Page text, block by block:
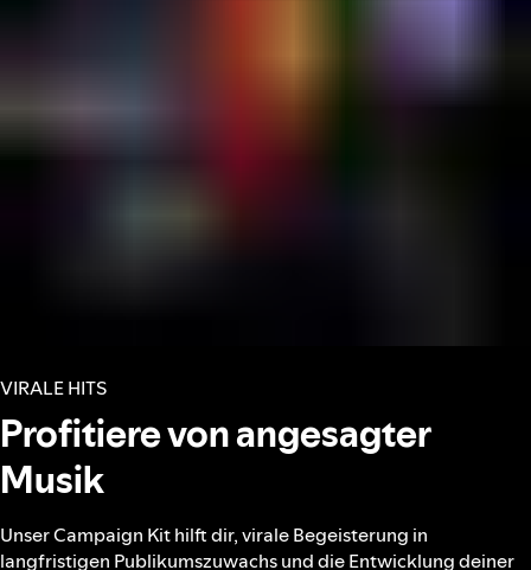
VIRALE HITS
Profitiere von angesagter
Musik
Unser Campaign Kit hilft dir, virale Begeisterung in
langfristigen Publikumszuwachs und die Entwicklung deiner